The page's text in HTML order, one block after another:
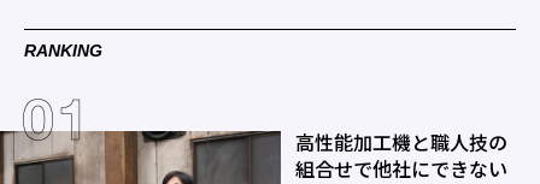
RANKING
高性能加工機と職人技の
組合せで他社にできない